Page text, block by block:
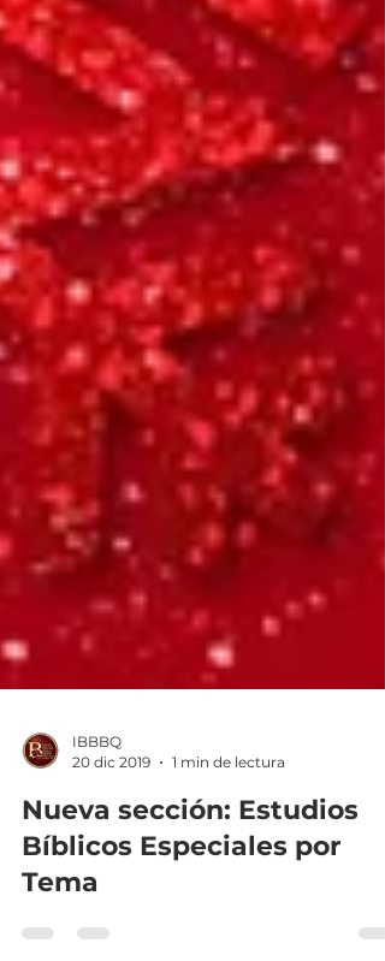
20 dic 2019
1 min de lectura
Nueva sección: Estudios
Bíblicos Especiales por
Tema